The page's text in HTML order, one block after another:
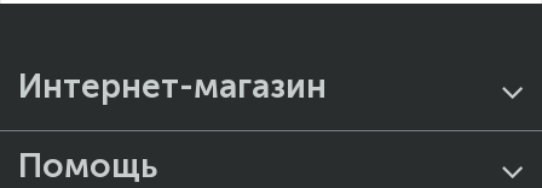
Интернет-магазин
Помощь